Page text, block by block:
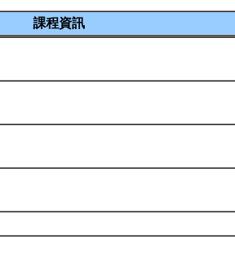
課程資訊